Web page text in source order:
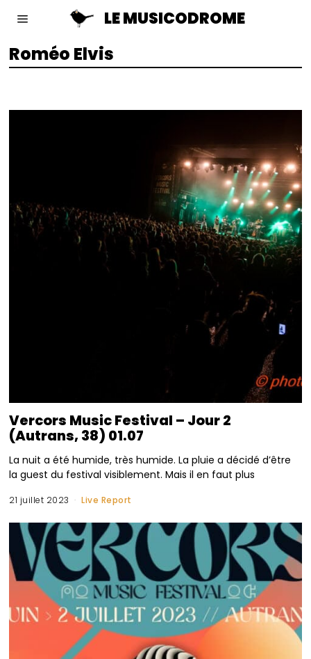
LE MUSICODROME
Roméo Elvis
Vercors Music Festival – Jour 2
(Autrans, 38) 01.07
La nuit a été humide, très humide. La pluie a décidé d’être
la guest du festival visiblement. Mais il en faut plus
21 juillet 2023 Live Report